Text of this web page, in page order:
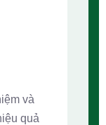
và
quả